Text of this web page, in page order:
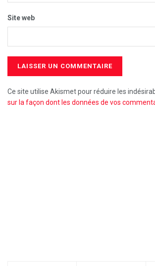
Site web
Ce site utilise Akismet pour réduire les
sur la façon dont les données de vos